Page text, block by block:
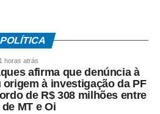
da categoria estão
dos pisos remuneratórios,
para R$ 1 mil e o
refeição como hora
POLÍTICA
horas atrás
afirma que denúncia à
origem à investigação da PF
de R$ 308 milhões entre
MT e Oi